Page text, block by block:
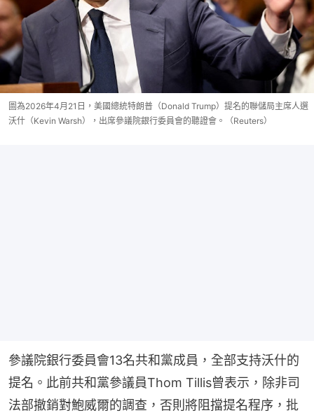
圖為2026年4月21日，美國總統特朗普（Donald Trump）提名的聯儲局主席人選
沃什（Kevin Warsh），出席參議院銀行委員會的聽證會。（Reuters）
參議院銀行委員會13名共和黨成員，全部支持沃什的
提名。此前共和黨參議員Thom Tillis曾表示，除非司
法部撤銷對鮑威爾的調查，否則將阻擋提名程序，批